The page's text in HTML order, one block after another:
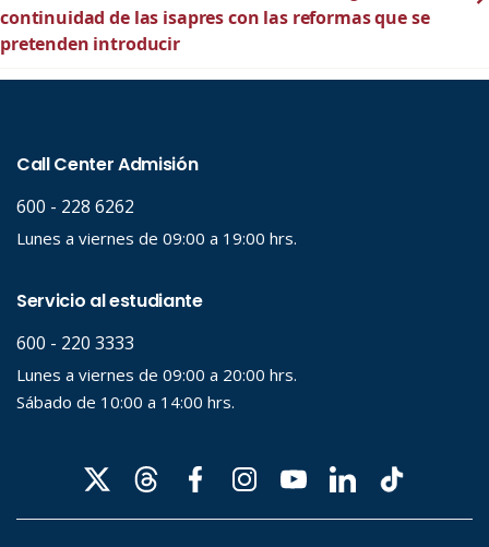
continuidad de las isapres con las reformas que se
pretenden introducir